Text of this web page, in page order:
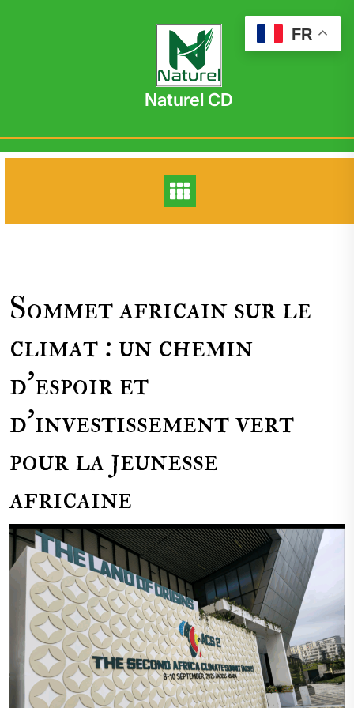
Naturel CD
Sommet africain sur le
climat : un chemin
d’espoir et
d’investissement vert
pour la jeunesse
africaine
FR